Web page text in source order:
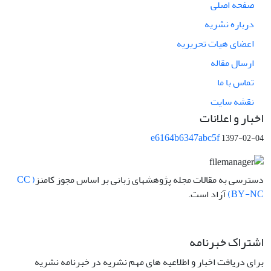
صفحه اصلی
درباره نشریه
اعضای هیات تحریریه
ارسال مقاله
تماس با ما
نقشه سایت
اخبار و اعلانات
e6164b6347abc5f1397-02-04
دسترسی به مقالات مجله پژوهشهای زبانی بر اساس مجوز کامنز ( CC
BY-NC) آزاد است.
اشتراک خبرنامه
برای دریافت اخبار و اطلاعیه های مهم نشریه در خبرنامه نشریه